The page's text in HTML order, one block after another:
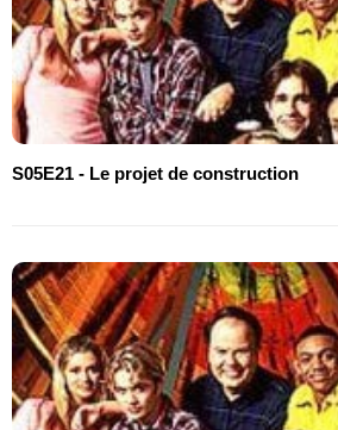
S05E21 - Le projet de construction